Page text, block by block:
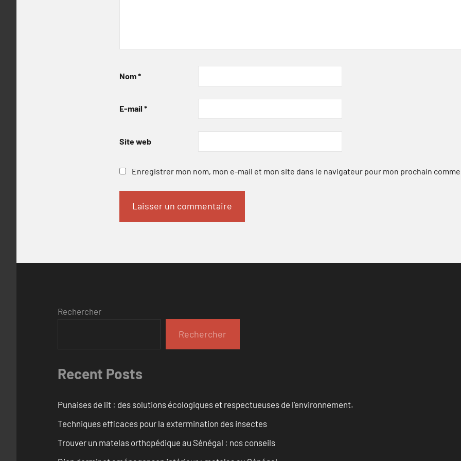
Nom*
E-mail *
Site web
Enregistrer mon nom, mon e-mail et mon site dans le navigateur pour mon prochain
Rechercher
Rechercher
Recent Posts
Punaises de lit : des solutions écologiques et respectueuses de l’environnement.
Techniques efficaces pour la extermination des insectes
Trouver un matelas orthopédique au Sénégal : nos conseils